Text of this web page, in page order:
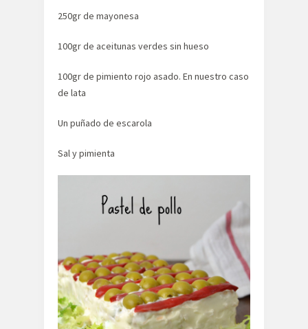
250gr de mayonesa
100gr de aceitunas verdes sin hueso
100gr de pimiento rojo asado. En nuestro caso
de lata
Un puñado de escarola
Sal y pimienta